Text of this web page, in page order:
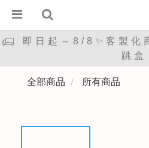
即日起～8/8✨客製化
跳盒
全部商品 所有商品